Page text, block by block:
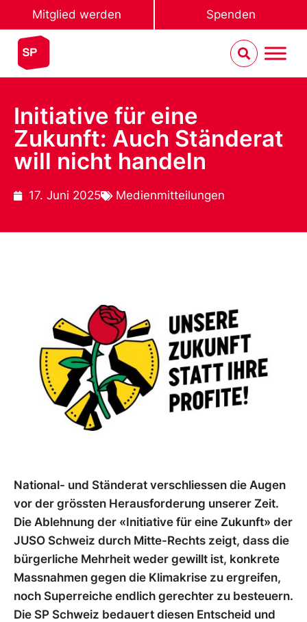
Mitglied werden Spenden
Initiative für eine
Zukunft: Auch Ständerat
will nicht handeln
17. Juni 2025 Medienmitteilungen
National- und Ständerat verschliessen die Augen
vor der grössten Herausforderung unserer Zeit.
Die Ablehnung der «Initiative für eine Zukunft» der
JUSO Schweiz durch Mitte-Rechts zeigt, dass die
bürgerliche Mehrheit weder gewillt ist, konkrete
Massnahmen gegen die Klimakrise zu ergreifen,
noch Superreiche endlich gerechter zu besteuern.
Die SP Schweiz bedauert diesen Entscheid und